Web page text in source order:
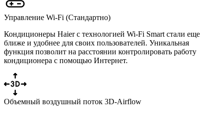
Управление Wi-Fi (Стандартно)
Кондиционеры Haier с технологией Wi-Fi Smart стали еще
ближе и удобнее для своих пользователей. Уникальная
функция позволит на расстоянии контролировать работу
кондиционера с помощью Интернет.
Объемный воздушный поток 3D-Airflow